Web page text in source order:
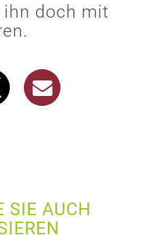
ihn doch mit
SIE AUCH